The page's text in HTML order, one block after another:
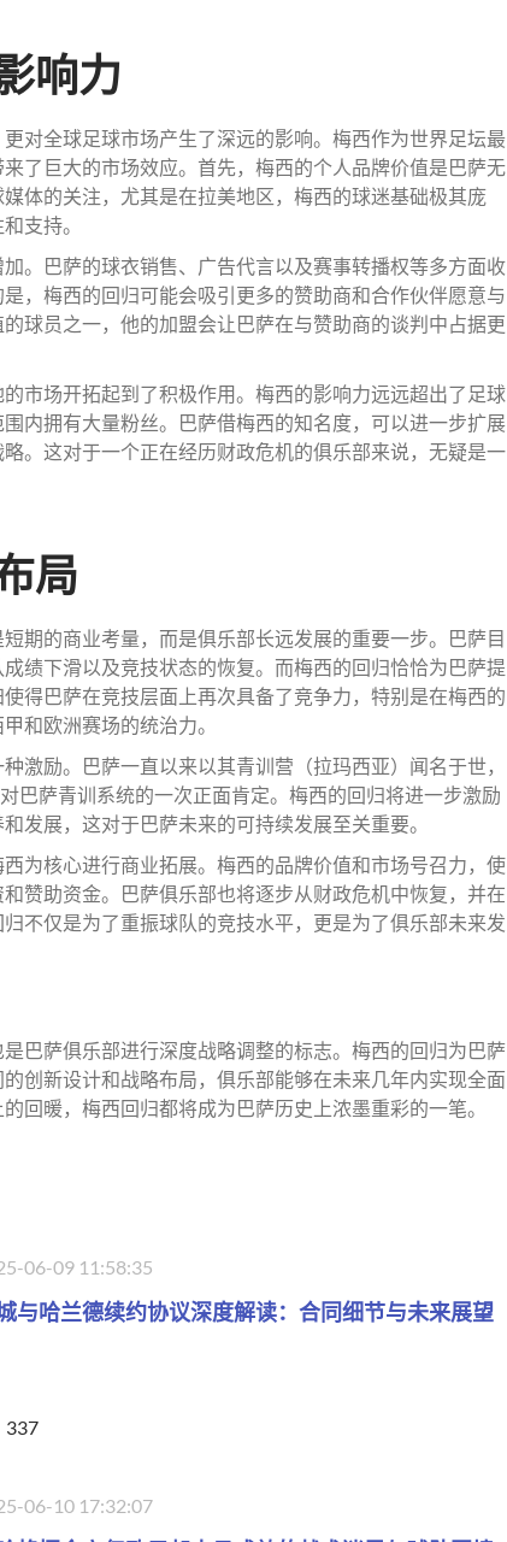
响力
对全球足球市场产生了深远的影响。梅西作为世界足坛最
了巨大的市场效应。首先，梅西的个人品牌价值是巴萨无
体的关注，尤其是在拉美地区，梅西的球迷基础极其庞
支持。
。巴萨的球衣销售、广告代言以及赛事转播权等多方面收
，梅西的回归可能会吸引更多的赞助商和合作伙伴愿意与
球员之一，他的加盟会让巴萨在与赞助商的谈判中占据更
市场开拓起到了积极作用。梅西的影响力远远超出了足球
内拥有大量粉丝。巴萨借梅西的知名度，可以进一步扩展
。这对于一个正在经历财政危机的俱乐部来说，无疑是一
局
期的商业考量，而是俱乐部长远发展的重要一步。巴萨目
绩下滑以及竞技状态的恢复。而梅西的回归恰恰为巴萨提
得巴萨在竞技层面上再次具备了竞争力，特别是在梅西的
和欧洲赛场的统治力。
激励。巴萨一直以来以其青训营（拉玛西亚）闻名于世，
巴萨青训系统的一次正面肯定。梅西的回归将进一步激励
发展，这对于巴萨未来的可持续发展至关重要。
为核心进行商业拓展。梅西的品牌价值和市场号召力，使
赞助资金。巴萨俱乐部也将逐步从财政危机中恢复，并在
不仅是为了重振球队的竞技水平，更是为了俱乐部未来发
巴萨俱乐部进行深度战略调整的标志。梅西的回归为巴萨
创新设计和战略布局，俱乐部能够在未来几年内实现全面
回暖，梅西回归都将成为巴萨历史上浓墨重彩的一笔。
06-09 11:58:35
与哈兰德续约协议深度解读：合同细节与未来展望
337
06-10 17:32:07